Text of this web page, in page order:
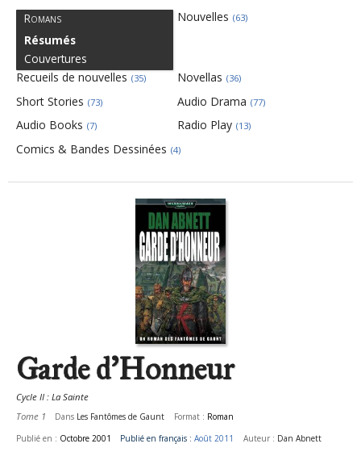
Romans
Résumés
Couvertures
Nouvelles (63)
Recueils de nouvelles (35) Novellas (36)
Short Stories (73) Audio Drama (77)
Audio Books (7) Radio Play (13)
Comics & Bandes Dessinées (4)
Garde d'Honneur
Cycle II : La Sainte
Tome 1
Dans Les Fantômes de Gaunt Format : Roman
Publié en : Octobre 2001 Publié en français :Août 2011 Auteur : Dan Abnett